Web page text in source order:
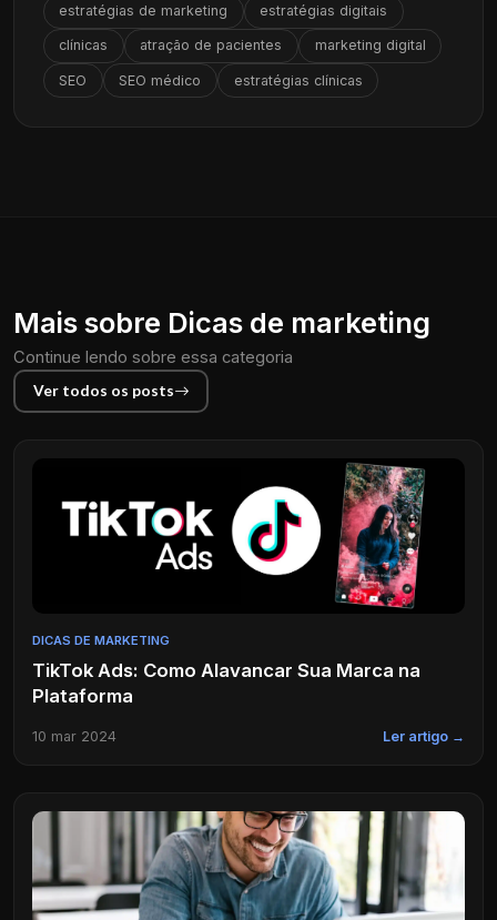
estratégias de marketing estratégias digitais
clínicas atração de pacientes marketing digital
SEO SEO médico estratégias clínicas
Mais sobre Dicas de marketing
Continue lendo sobre essa categoria
Ver todos os posts
DICAS DE MARKETING
TikTok Ads: Como Alavancar Sua Marca na
Plataforma
10 mar 2024 Ler artigo →